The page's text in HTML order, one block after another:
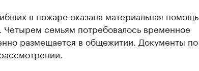
в пожаре оказана материальная помощь
Четырем семьям потребовалось временное
размещается в общежитии. Документы по